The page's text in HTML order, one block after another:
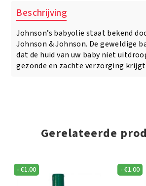
aantal
Beschrijving
Johnson’s babyolie staat bekend
Johnson & Johnson. De geweldige
dat de huid van uw baby niet
gezonde en zachte verzorging krijgt.
Gerelateerde
-€1.00 -€1.00